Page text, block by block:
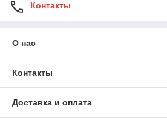
Контакты
О нас
Контакты
Доставка и оплата